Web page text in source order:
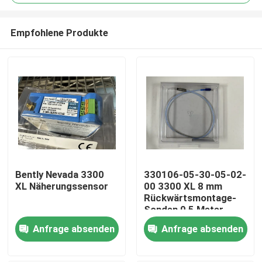
Zu Hause
Empfohlene Produkte
Bently Nevada 3300
XL Näherungssensor
Anfrage absenden
330106-05-30-05-02-
00 3300 XL 8 mm
Rückwärtsmontage-
Sonden 0,5 Meter
Anfrage absenden